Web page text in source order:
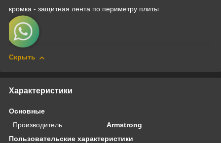
кромка - защитная лента по периметру плиты
Скрыть
Характеристики
Основные
Производитель
Armstrong
Пользовательские характеристики